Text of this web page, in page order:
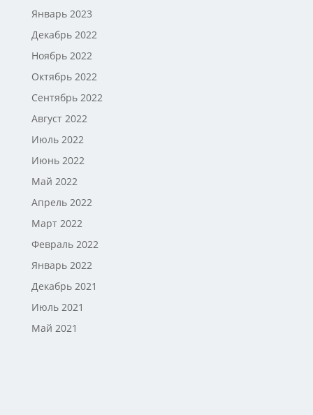
Январь 2023
Декабрь 2022
Ноябрь 2022
Октябрь 2022
Сентябрь 2022
Август 2022
Июль 2022
Июнь 2022
Май 2022
Апрель 2022
Март 2022
Февраль 2022
Январь 2022
Декабрь 2021
Июль 2021
Май 2021